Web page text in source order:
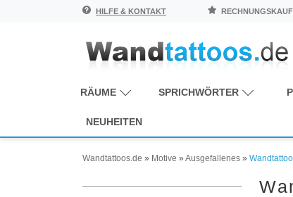
HILFE & KONTAKT
RÄUME SPRICHWÖRTER
NEUHEITEN
Wandtattoos.de » Motive » Ausgefallenes »